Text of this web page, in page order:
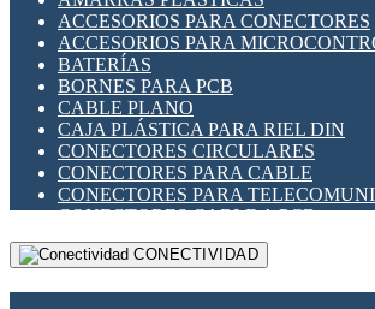
INDICADORES PARA PANEL
INTERFACES DE RELÉ
INTERRUPTORES FIN DE CARRERA
LLAVES CONMUTADORAS
MEDIDORES DE ENERGÍA Y TC'S
MOTORES PASO A PASO
PANTALLAS HMI
PLC -CONTROLADORES LÓGICO
PROGRAMADORES DE HORARIO
RELÉS DE PROTECCIÓN
SENSORES CAPACITIVOS
ACCESORIOS PARA CONECTORES
ACCESORIOS PARA
BATERÍAS
BORNES PARA PCB
CABLE PLANO
CAJA PLÁSTICA PARA RIEL DIN
CONECTORES CIRCULARES
CONECTORES PARA CABLE
CONECTORES PARA
CONECTORES CABLE A PCB
CONECTORES PCB A CABLE
DIP SWITCHESCONECTIVIDAD